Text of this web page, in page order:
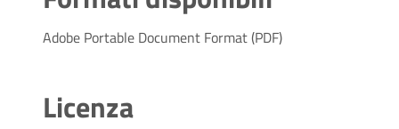
Adobe Portable Document Format (PDF)
Licenza